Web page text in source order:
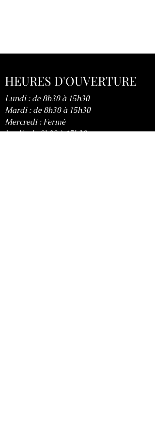
HEURES D'OUVERTURE
Lundi : de 8h30 à 15h30
Mardi : de 8h30 à 15h30
Mercredi : Fermé
Jeudi : de 8h30 à 15h30